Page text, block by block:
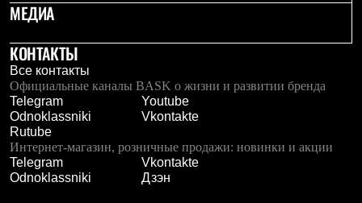
МЕДИА
КОНТАКТЫ
Все контакты
Официальные каналы BASK о жизни и развитии бренда
Telegram
Youtube
Odnoklassniki
Vkontakte
Rutube
Интернет-магазин, розничные продажи: новинки и акции
Telegram
Vkontakte
Odnoklassniki
Дзэн